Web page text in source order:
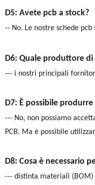
D5: Avete pcb a stock?
-- No. Le nostre schede pcb
D6: Quale produttore di
--- i nostri principali fornitori
D7: È possibile
--- No, non possiamo
PCB. Ma è possibile
D8: Cosa è necessario
--- distinta materiali